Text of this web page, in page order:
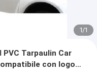
1/1
PVC Tarpaulin Car
con logo